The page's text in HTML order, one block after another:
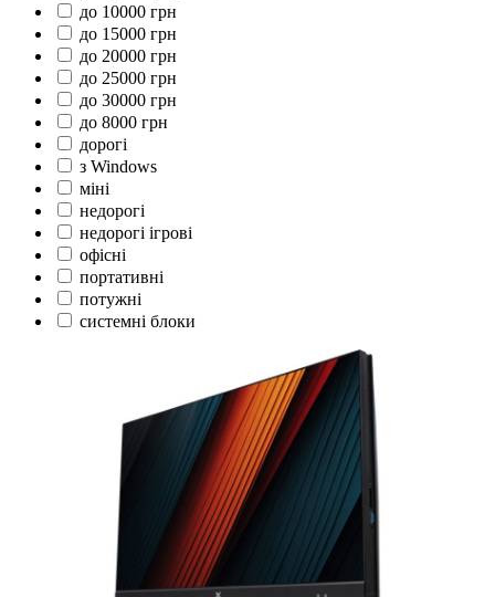
до 10000 грн
до 15000 грн
до 20000 грн
до 25000 грн
до 30000 грн
до 8000 грн
дорогі
з Windows
міні
недорогі
недорогі ігрові
офісні
портативні
потужні
системні блоки